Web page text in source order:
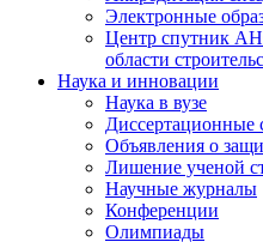
Электронные
Центр спутник
области
Наука и инновации
Наука в вузе
Диссертационные
Объявления о
Лишение ученой
Научные журналы
Конференции
Олимпиады